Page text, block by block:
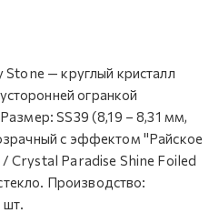
— круглый кристалл
огранкой
SS39 (8,19 – 8,31 мм,
с эффектом "Райское
Crystal Paradise Shine Foiled
Производство:
шт.